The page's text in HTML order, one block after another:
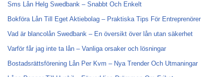
Sms Lån Helg Swedbank – Snabbt Och Enkelt
Bokföra Lån Till Eget Aktiebolag – Praktiska Tips För Entreprenörer
Vad är blancolån Swedbank – En översikt över lån utan säkerhet
Varför får jag inte ta lån – Vanliga orsaker och lösningar
Bostadsrättsförening Lån Per Kvm – Nya Trender Och Utmaningar